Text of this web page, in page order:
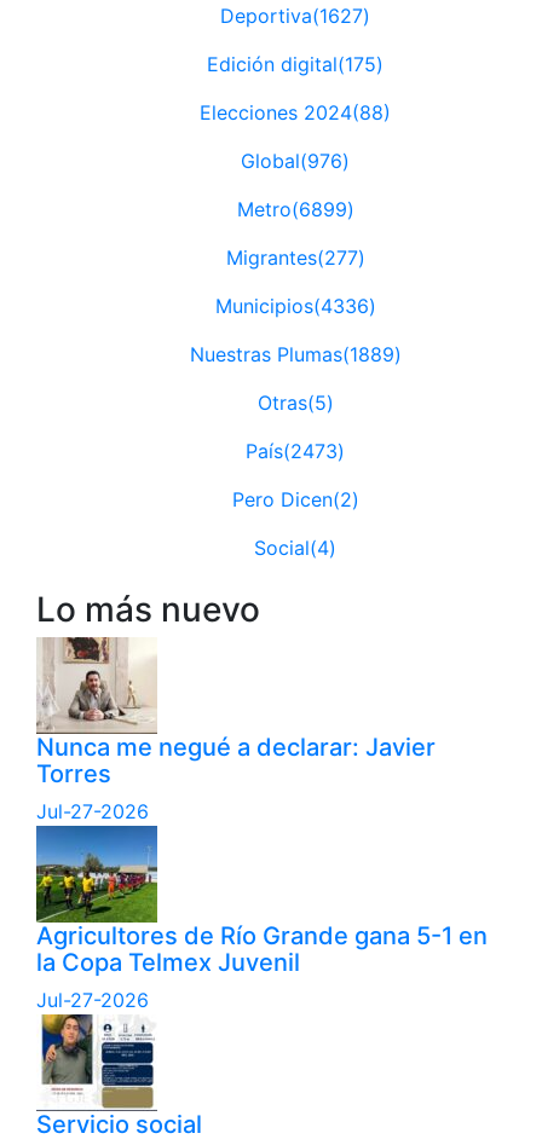
Deportiva(1627)
Edición digital(175)
Elecciones 2024(88)
Global(976)
Metro(6899)
Migrantes(277)
Municipios(4336)
Nuestras Plumas(1889)
Otras(5)
País(2473)
Pero Dicen(2)
Social(4)
Lo más nuevo
Nunca me negué a declarar: Javier
Torres
Jul-27-2026
Agricultores de Río Grande gana 5-1 en
la Copa Telmex Juvenil
Jul-27-2026
Servicio social